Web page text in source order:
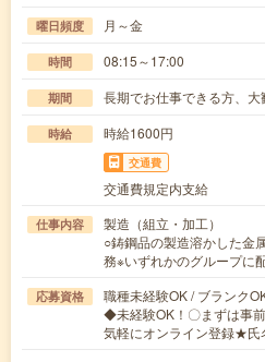
曜日頻度 月～金
時間 08:15～17:00
期間 長期でお仕事できる方、大
時給 時給1600円
交通費
交通費規定内支給
仕事内容
製造（組立・加工）
○鋳鋼品の製造溶かした金
務※いずれかのグループに
応募資格
職種未経験OK / ブランク
◆未経験OK！〇まずは事
気軽にオンライン登録★